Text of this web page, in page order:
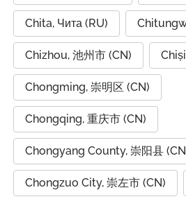
Chita, Чита (RU)
Chizhou, 池州市 (CN)
Chongming, 崇明区 (CN)
Chongqing, 重庆市 (CN)
Chongyang County, 崇阳县
Chongzuo City, 崇左市 (CN)